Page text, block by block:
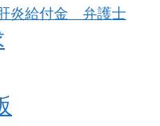
炎給付金 弁護士